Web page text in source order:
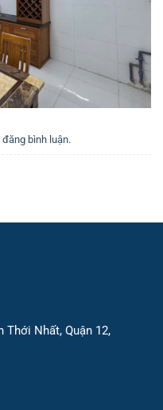
đăng bình luận.
Thới Nhất, Quận 12,